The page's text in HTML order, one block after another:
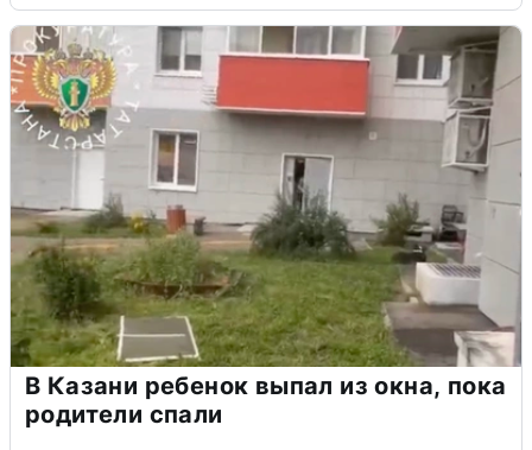
В Казани ребенок выпал из окна, пока
родители спали